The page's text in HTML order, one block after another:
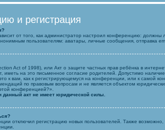
и регистрация
от того, как администратор настроил конференцию:
пользователям: аватары, личные сообщения, отправка
Act of 1998), или Акт о защите частных прав ребёнка в
на это письменное согласие родителей. Допустимо
к вам, как к регистрирующемуся на конференции, или к самой
по правовым вопросам и не является объектом
конференцией?».
данный акт не имеет юридической силы.
отключил регистрацию новых пользователей. Также